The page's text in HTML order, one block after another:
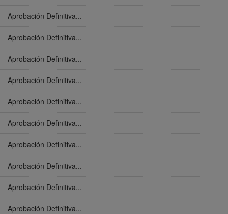
Aprobación Definitiva...
Aprobación Definitiva...
Aprobación Definitiva...
Aprobación Definitiva...
Aprobación Definitiva...
Aprobación Definitiva...
Aprobación Definitiva...
Aprobación Definitiva...
Aprobación Definitiva...
Aprobación Definitiva...